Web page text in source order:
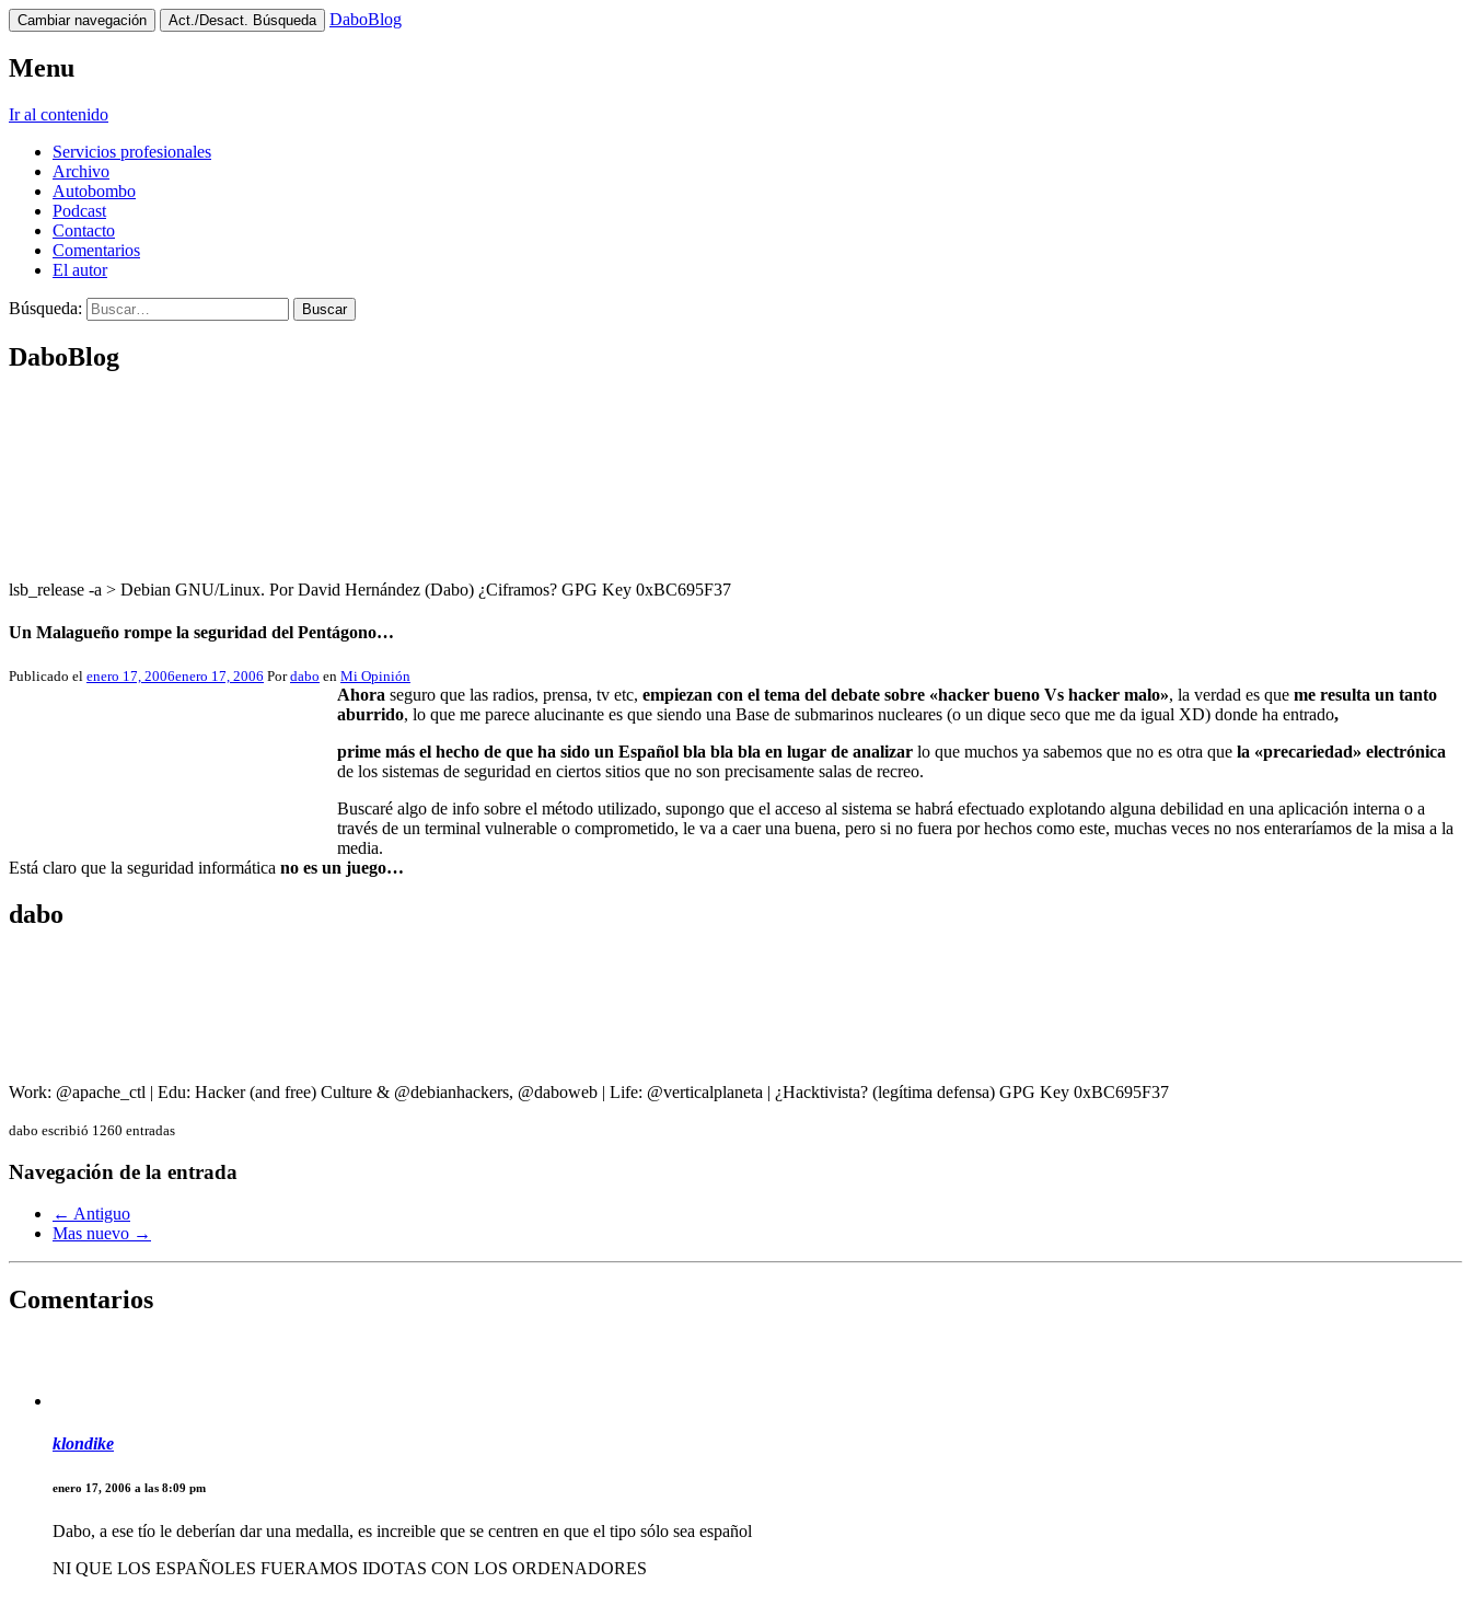
Cambiar navegación Act./Desact. Búsqueda DaboBlog
Menu
Ir al contenido
Servicios profesionales
Archivo
Autobombo
Podcast
Contacto
Comentarios
El autor
Búsqueda:
DaboBlog
lsb_release -a > Debian GNU/Linux. Por David Hernández (Dabo) ¿Ciframos? GPG Key 0xBC695F37
Un Malagueño rompe la seguridad del Pentágono…
Publicado el enero 17, 2006enero 17, 2006 Pordabo en Mi Opinión
Ahora seguro que las radios, prensa, tv etc, empiezan con el tema del debate sobre «hacker bueno Vs hacker malo», la verdad es que me resulta un tanto
aburrido, lo que me parece alucinante es que siendo una Base de submarinos nucleares (o un dique seco que me da igual XD) donde ha entrado,
prime más el hecho de que ha sido un Español bla bla bla en lugar de analizar lo que muchos ya sabemos que no es otra que la «precariedad» electrónica
de los sistemas de seguridad en ciertos sitios que no son precisamente salas de recreo.
Buscaré algo de info sobre el método utilizado, supongo que el acceso al sistema se habrá efectuado explotando alguna debilidad en una aplicación interna o a
través de un terminal vulnerable o comprometido, le va a caer una buena, pero si no fuera por hechos como este, muchas veces no nos enteraríamos de la misa a la
media.
Está claro que la seguridad informática no es un juego…
dabo
Work: @apache_ctl | Edu: Hacker (and free) Culture & @debianhackers, @daboweb | Life: @verticalplaneta | ¿Hacktivista? (legítima defensa) GPG Key 0xBC695F37
dabo escribió 1260 entradas
Navegación de la entrada
← Antiguo
Mas nuevo →
Comentarios
klondike
enero 17, 2006 a las 8:09 pm
Dabo, a ese tío le deberían dar una medalla, es increible que se centren en que el tipo sólo sea español
NI QUE LOS ESPAÑOLES FUERAMOS IDOTAS CON LOS ORDENADORES